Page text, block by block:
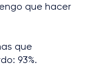
que hacer
que
93%.